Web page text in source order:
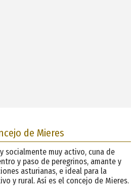
de Mieres
socialmente muy activo, cuna de
y paso de peregrinos, amante y
asturianas, e ideal para la
y rural. Así es el concejo de Mieres.